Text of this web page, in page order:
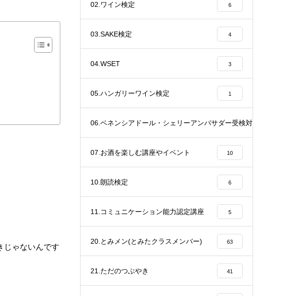
じゃないんです
02.ワイン検定 6
03.SAKE検定 4
04.WSET 3
05.ハンガリーワイン検定 1
06.ベネンシアドール・シェリーアンバサダー受検対策講座
07.お酒を楽しむ講座やイベント 10
10.朗読検定 6
11.コミュニケーション能力認定講座 5
20.とみメン(とみたクラスメンバー) 63
21.ただのつぶやき 41